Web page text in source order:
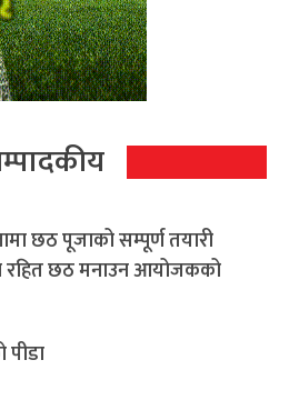
छठ पूजाको सम्पूर्ण तयारी
रहित छठ मनाउन आयोजकको
पीडा